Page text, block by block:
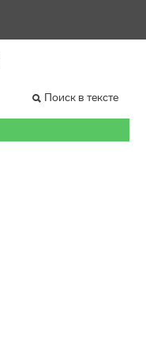
Поиск в тексте